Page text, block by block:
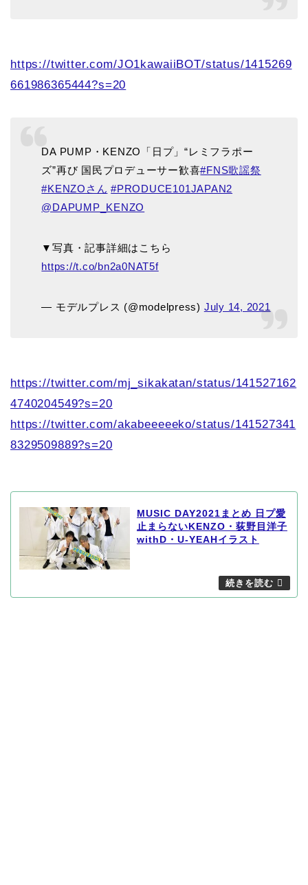
https://twitter.com/JO1kawaiiBOT/status/1415269
661986365444?s=20
DA PUMP・KENZO「日プ」“レミフラポー
ズ”再び 国民プロデューサー歓喜#FNS歌謡祭
#KENZOさん #PRODUCE101JAPAN2
@DAPUMP_KENZO
▼写真・記事詳細はこちら
https://t.co/bn2a0NAT5f
— モデルプレス (@modelpress) July 14, 2021
https://twitter.com/mj_sikakatan/status/141527162
4740204549?s=20
https://twitter.com/akabeeeeeko/status/141527341
8329509889?s=20
MUSIC DAY2021まとめ 日プ愛
止まらないKENZO・荻野目洋子
withD・U-YEAHイラスト